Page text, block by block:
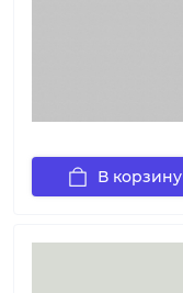
В корзину